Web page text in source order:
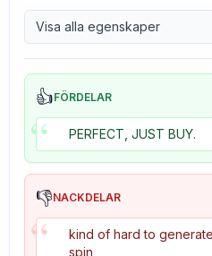
Control
Tackiness
Visa alla egenskaper
👍FÖRDELAR
“ PERFECT, JUST BUY.
👎NACKDELAR
“
kind of hard to
spin